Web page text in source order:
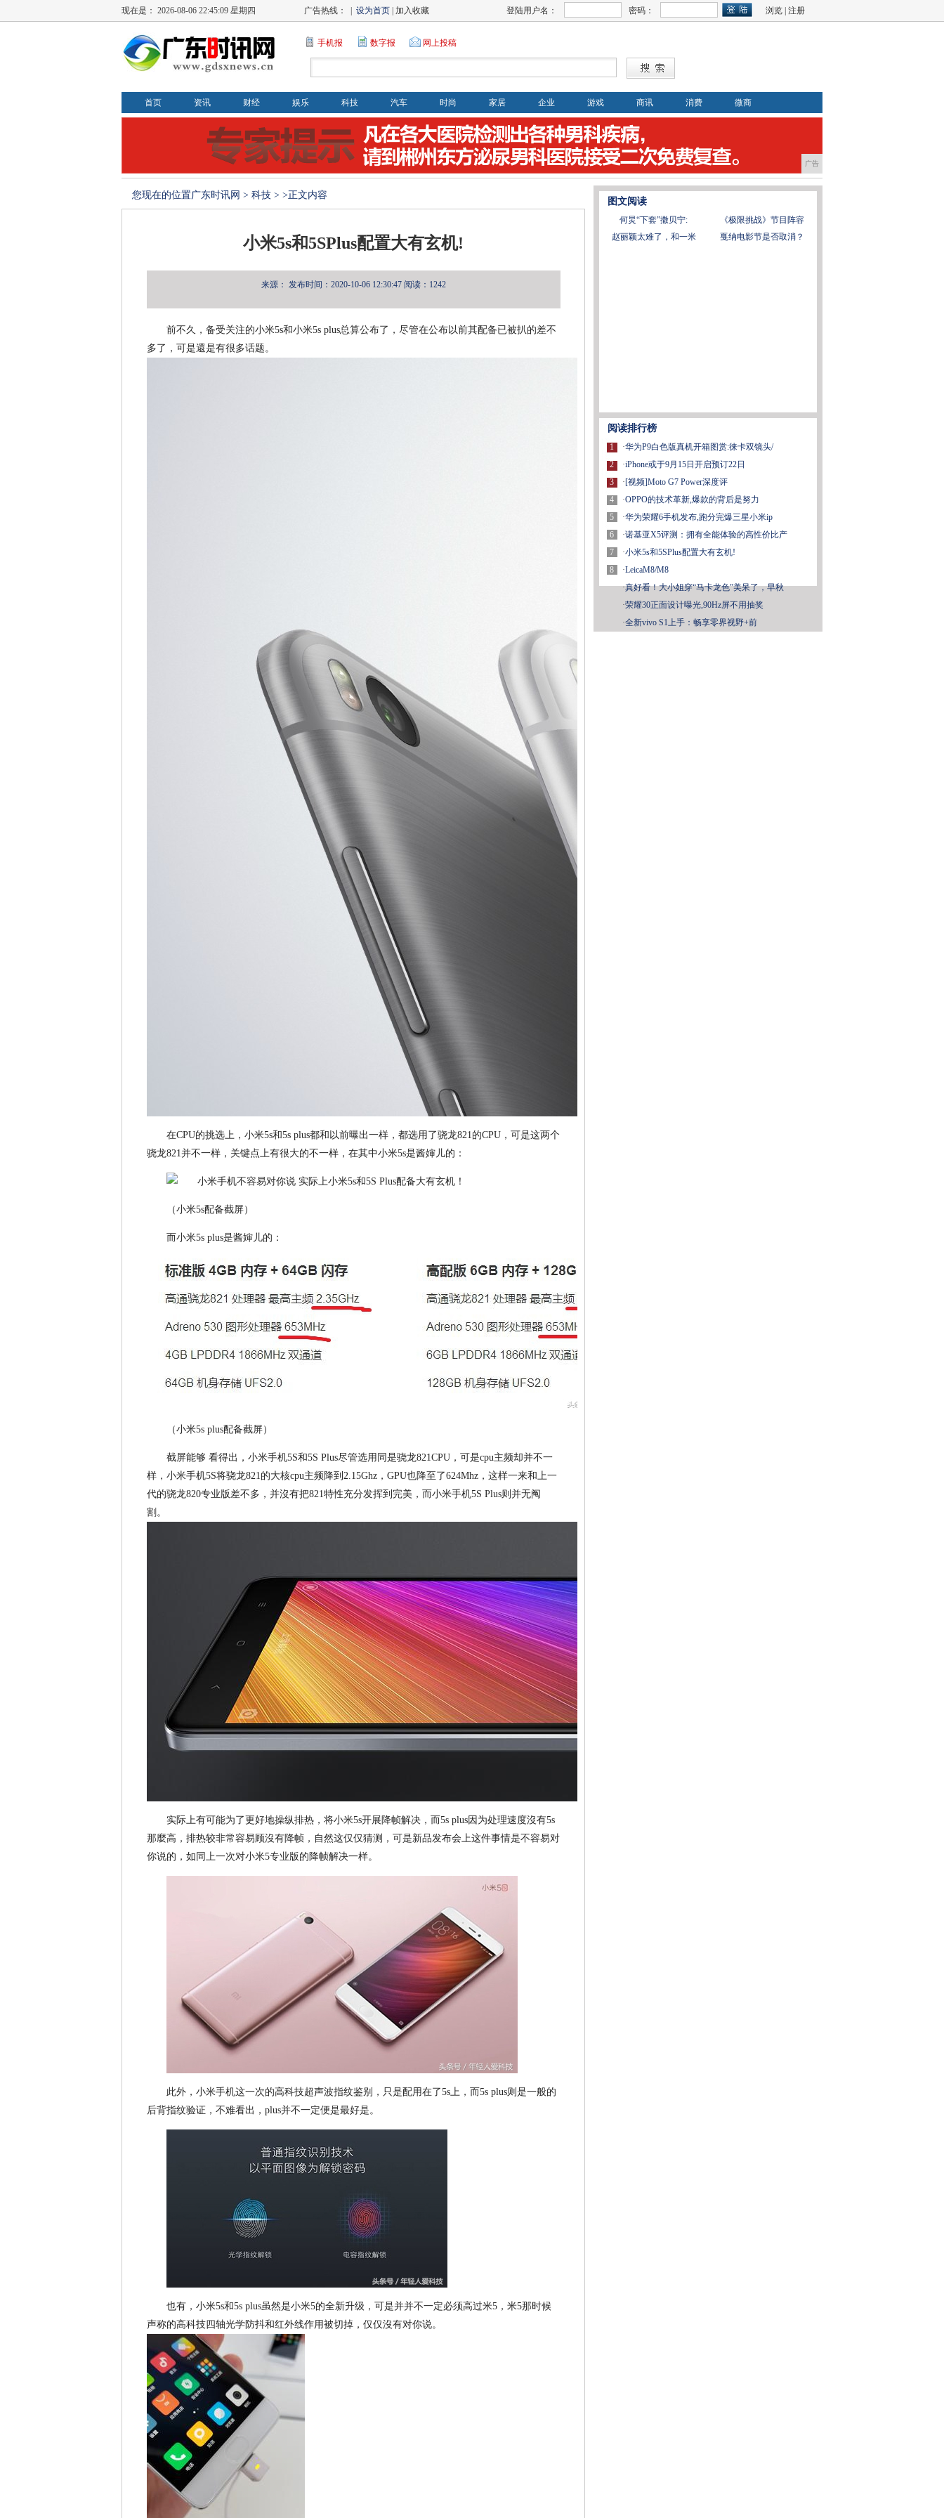
现在是： 2026-08-06 22:45:10 星期四 广告热线： | 设为首页 | 加入收藏 登陆用户名： 密码： 浏览 注册
手机报 数字报 网上投稿
首页 资讯 财经 娱乐 科技 汽车 时尚 家居 企业 游戏 商讯 消费 微商
广告
您现在的位置广东时讯网 > 科技 > >正文内容
小米5s和5SPlus配置大有玄机!
来源： 发布时间：2020-10-06 12:30:47 阅读：1242
前不久，备受关注的小米5s和小米5s plus总算公布了，尽管在公布以前其配备已被扒的差不
多了，可是還是有很多话题。
在CPU的挑选上，小米5s和5s plus都和以前曝出一样，都选用了骁龙821的CPU，可是这两个
骁龙821并不一样，关键点上有很大的不一样，在其中小米5s是酱婶儿的：
（小米5s配备截屏）
而小米5s plus是酱婶儿的：
（小米5s plus配备截屏）
截屏能够 看得出，小米手机5S和5S Plus尽管选用同是骁龙821CPU，可是cpu主频却并不一
样，小米手机5S将骁龙821的大核cpu主频降到2.15Ghz，GPU也降至了624Mhz，这样一来和上一
代的骁龙820专业版差不多，并沒有把821特性充分发挥到完美，而小米手机5S Plus则并无阄
割。
实际上有可能为了更好地操纵排热，将小米5s开展降帧解决，而5s plus因为处理速度沒有5s
那麼高，排热较非常容易顾沒有降帧，自然这仅仅猜测，可是新品发布会上这件事情是不容易对
你说的，如同上一次对小米5专业版的降帧解决一样。
此外，小米手机这一次的高科技超声波指纹鉴别，只是配用在了5s上，而5s plus则是一般的
后背指纹验证，不难看出，plus并不一定便是最好是。
也有，小米5s和5s plus虽然是小米5的全新升级，可是并并不一定必须高过米5，米5那时候
声称的高科技四轴光学防抖和红外线作用被切掉，仅仅沒有对你说。
图文阅读
何炅“下套”撒贝宁:
《极限挑战》节目阵容
赵丽颖太难了，和一米
戛纳电影节是否取消？
阅读排行榜
1
2
3
4
5
6
7
8
·华为P9白色版真机开箱图赏:徕卡双镜头/
·iPhone或于9月15日开启预订22日
·[视频]Moto G7 Power深度评
·OPPO的技术革新,爆款的背后是努力
·华为荣耀6手机发布,跑分完爆三星小米ip
·诺基亚X5评测：拥有全能体验的高性价比产
·小米5s和5SPlus配置大有玄机!
·LeicaM8/M8
·真好看！大小姐穿“马卡龙色”美呆了，早秋
·荣耀30正面设计曝光,90Hz屏不用抽奖
·全新vivo S1上手：畅享零界视野+前